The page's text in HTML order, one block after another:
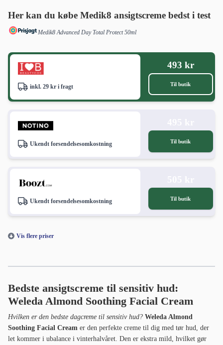
Her kan du købe Medik8 ansigtscreme bedst i test
Medik8 Advanced Day Total Protect 50ml
inkl. 29 kr i fragt
493 kr
Til butik
Ukendt forsendelsesomkostning Til butik
Ukendt forsendelsesomkostning Til butik
Vis flere priser
Bedste ansigtscreme til sensitiv hud:
Weleda Almond Soothing Facial Cream
Hvilken er den bedste dagcreme til sensitiv hud? Weleda Almond
Soothing Facial Cream er den perfekte creme til dig med tør hud, der
let kommer i ubalance i vinterhalvåret. Den er ekstra mild, hvilket gør